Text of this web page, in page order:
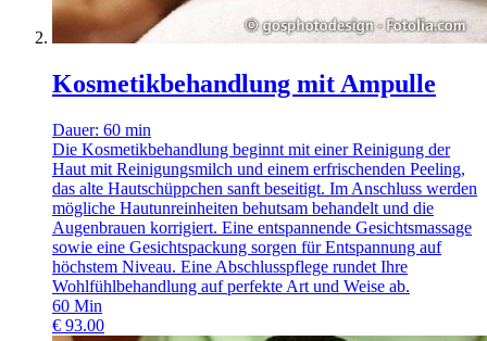
Kosmetikbehandlung mit Ampulle
Dauer: 60 min
Die Kosmetikbehandlung beginnt mit einer Reinigung der
Haut mit Reinigungsmilch und einem erfrischenden Peeling,
das alte Hautschüppchen sanft beseitigt. Im Anschluss werden
mögliche Hautunreinheiten behutsam behandelt und die
Augenbrauen korrigiert. Eine entspannende Gesichtsmassage
sowie eine Gesichtspackung sorgen für Entspannung auf
höchstem Niveau. Eine Abschlusspflege rundet Ihre
Wohlfühlbehandlung auf perfekte Art und Weise ab.
60 Min
€ 93.00